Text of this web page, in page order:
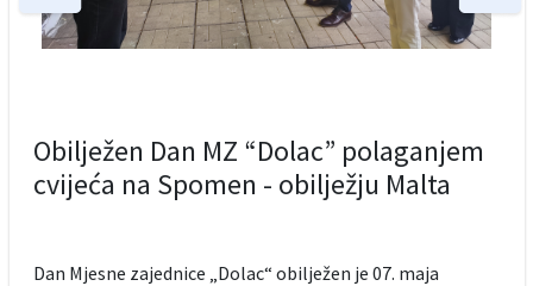
Obilježen Dan MZ “Dolac” polaganjem
cvijeća na Spomen - obilježju Malta
Dan Mjesne zajednice „Dolac“ obilježen je 07. maja